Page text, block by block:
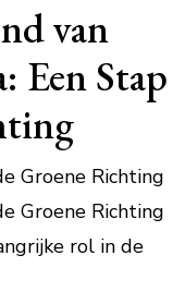
van
Een Stap
Groene Richting
Groene Richting
rol in de